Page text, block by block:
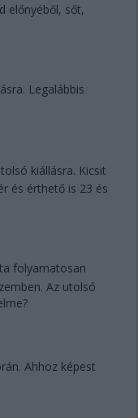
előnyéből, sőt,
Legalábbis
kiállásra. Kicsit
és érthető is 23 és
folyamatosan
Az utolsó
Ahhoz képest